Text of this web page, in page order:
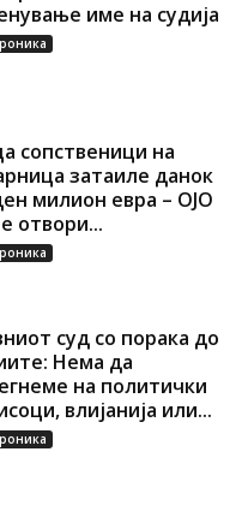
име на судија
сопственици на
затаиле данок
милион евра – ОЈО
отвори...
суд со порака до
Нема да
на политички
влијанија или...